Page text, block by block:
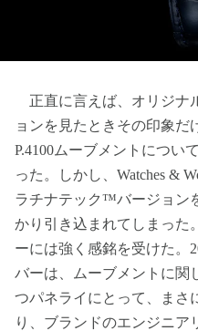
正直に言えば、オリジナ
ョンを見たときその印象
P.4100ムーブメントについ
った。しかし、Watches &
ラチナテック™バージョン
かり引き込まれてしまった
ーには強く感銘を受けた。
バーは、ムーブメントに関
つパネライにとって、まさ
り、ブランドのエンジニア